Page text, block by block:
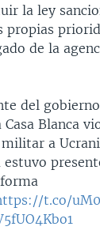
la ley
propias
de la
del
Blanca
a
estuvo
t.co/